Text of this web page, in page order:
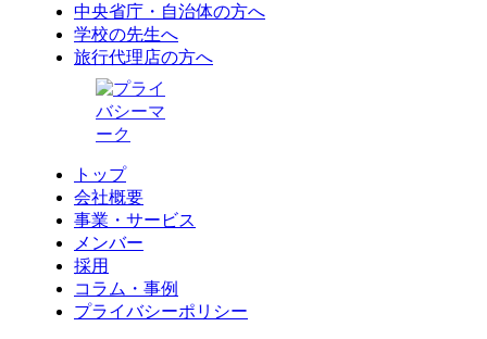
中央省庁・自治体の方へ
学校の先生へ
旅行代理店の方へ
トップ
会社概要
事業・サービス
メンバー
採用
コラム・事例
プライバシーポリシー